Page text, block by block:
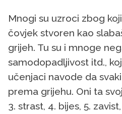
Mnogi su uzroci zbog
čovjek stvoren kao
grijeh. Tu su i mnoge
samodopadljivost itd.,
učenjaci navode da
prema grijehu. Oni ta
3. strast, 4. bijes, 5.